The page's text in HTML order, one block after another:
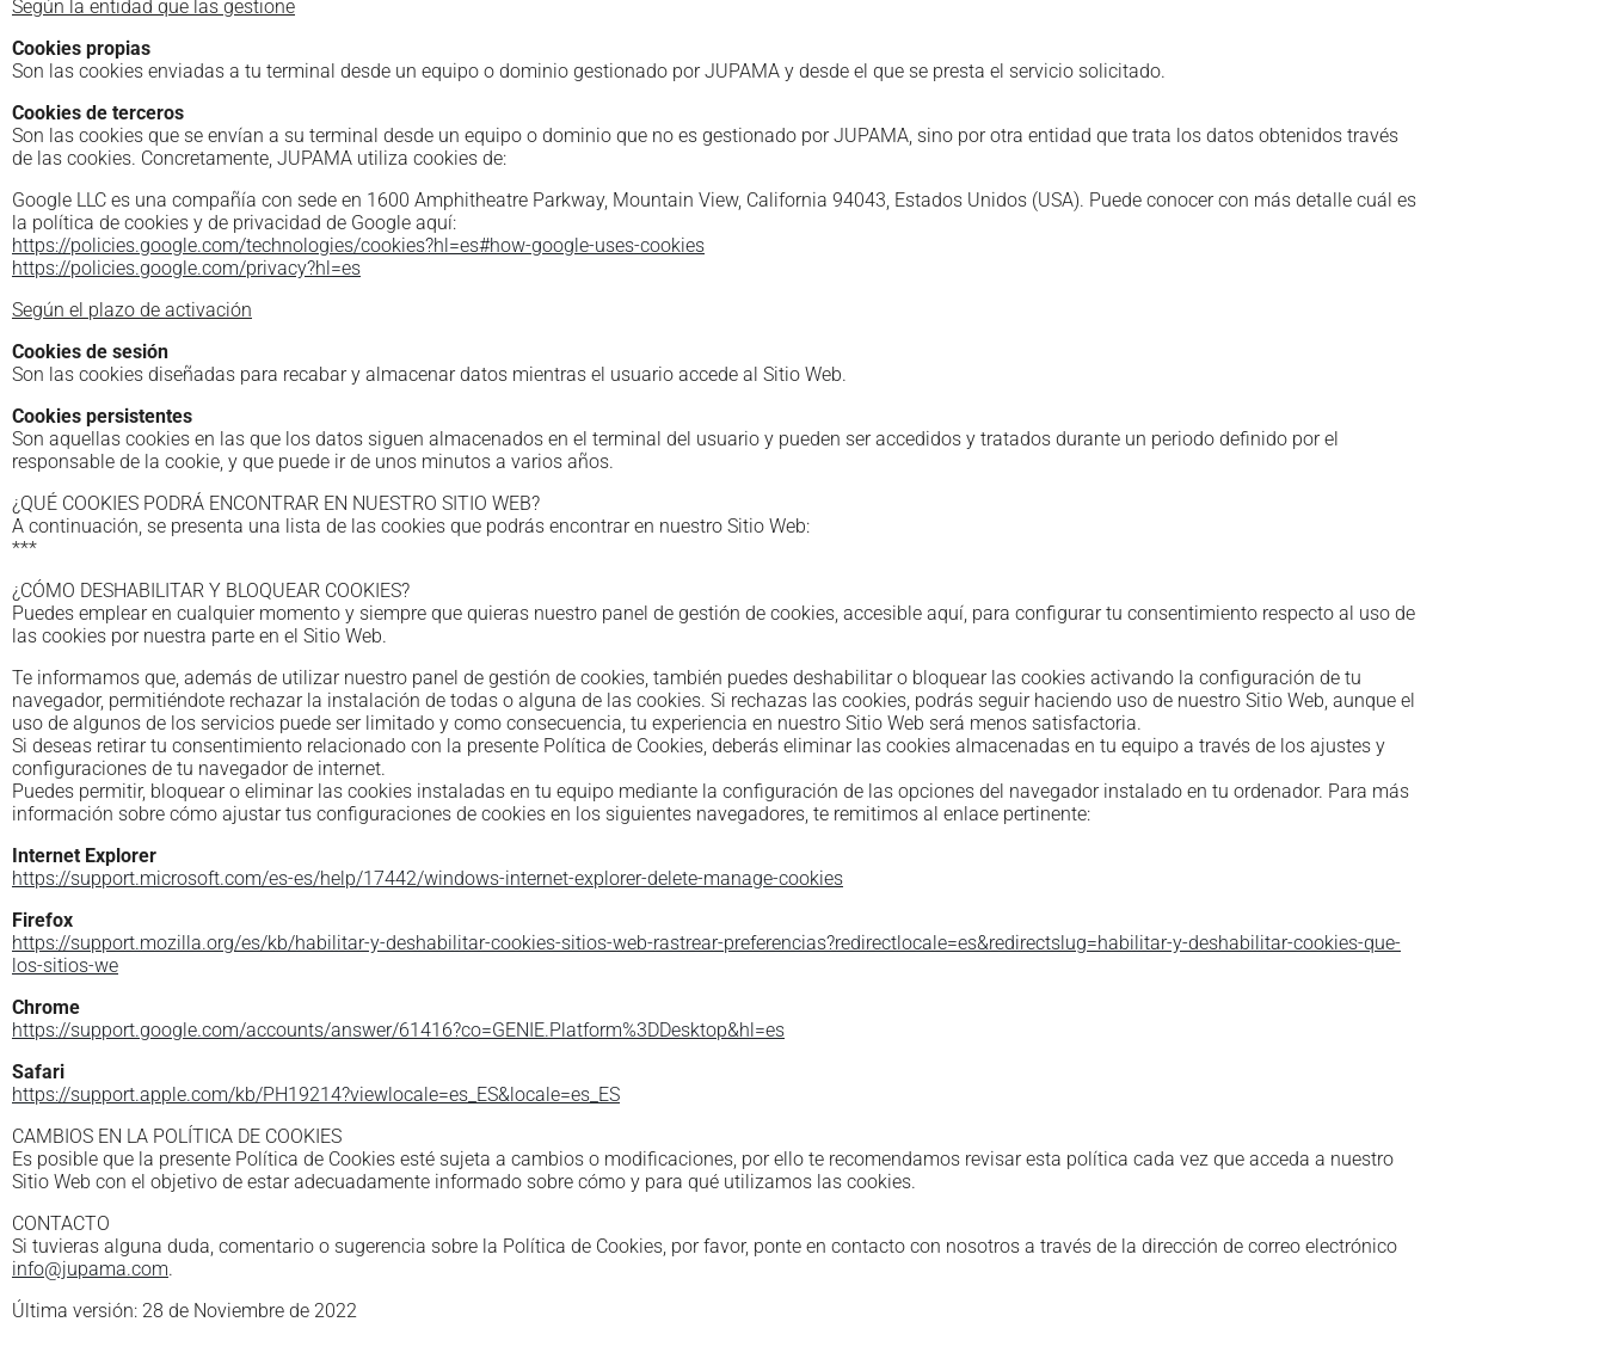
Según la entidad que las gestione
Cookies propias
Son las cookies enviadas a tu terminal desde un equipo o dominio gestionado por JUPAMA y desde el que se presta el servicio solicitado.
Cookies de terceros
Son las cookies que se envían a su terminal desde un equipo o dominio que no es gestionado por JUPAMA, sino por otra entidad que trata los datos obtenidos través
de las cookies. Concretamente, JUPAMA utiliza cookies de:
Google LLC es una compañía con sede en 1600 Amphitheatre Parkway, Mountain View, California 94043, Estados Unidos (USA). Puede conocer con más detalle cuál es
la política de cookies y de privacidad de Google aquí:
https://policies.google.com/technologies/cookies?hl=es#how-google-uses-cookies
https://policies.google.com/privacy?hl=es
Según el plazo de activación
Cookies de sesión
Son las cookies diseñadas para recabar y almacenar datos mientras el usuario accede al Sitio Web.
Cookies persistentes
Son aquellas cookies en las que los datos siguen almacenados en el terminal del usuario y pueden ser accedidos y tratados durante un periodo definido por el
responsable de la cookie, y que puede ir de unos minutos a varios años.
¿QUÉ COOKIES PODRÁ ENCONTRAR EN NUESTRO SITIO WEB?
A continuación, se presenta una lista de las cookies que podrás encontrar en nuestro Sitio Web:
***
¿CÓMO DESHABILITAR Y BLOQUEAR COOKIES?
Puedes emplear en cualquier momento y siempre que quieras nuestro panel de gestión de cookies, accesible aquí, para configurar tu consentimiento respecto al uso de
las cookies por nuestra parte en el Sitio Web.
Te informamos que, además de utilizar nuestro panel de gestión de cookies, también puedes deshabilitar o bloquear las cookies activando la configuración de tu
navegador, permitiéndote rechazar la instalación de todas o alguna de las cookies. Si rechazas las cookies, podrás seguir haciendo uso de nuestro Sitio Web, aunque el
uso de algunos de los servicios puede ser limitado y como consecuencia, tu experiencia en nuestro Sitio Web será menos satisfactoria.
Si deseas retirar tu consentimiento relacionado con la presente Política de Cookies, deberás eliminar las cookies almacenadas en tu equipo a través de los ajustes y
configuraciones de tu navegador de internet.
Puedes permitir, bloquear o eliminar las cookies instaladas en tu equipo mediante la configuración de las opciones del navegador instalado en tu ordenador. Para más
información sobre cómo ajustar tus configuraciones de cookies en los siguientes navegadores, te remitimos al enlace pertinente:
Internet Explorer
https://support.microsoft.com/es-es/help/17442/windows-internet-explorer-delete-manage-cookies
Firefox
https://support.mozilla.org/es/kb/habilitar-y-deshabilitar-cookies-sitios-web-rastrear-preferencias?redirectlocale=es&redirectslug=habilitar-y-deshabilitar-cookies-que-
los-sitios-we
Chrome
https://support.google.com/accounts/answer/61416?co=GENIE.Platform%3DDesktop&hl=es
Safari
https://support.apple.com/kb/PH19214?viewlocale=es_ES&locale=es_ES
CAMBIOS EN LA POLÍTICA DE COOKIES
Es posible que la presente Política de Cookies esté sujeta a cambios o modificaciones, por ello te recomendamos revisar esta política cada vez que acceda a nuestro
Sitio Web con el objetivo de estar adecuadamente informado sobre cómo y para qué utilizamos las cookies.
CONTACTO
Si tuvieras alguna duda, comentario o sugerencia sobre la Política de Cookies, por favor, ponte en contacto con nosotros a través de la dirección de correo electrónico
info@jupama.com.
Última versión: 28 de Noviembre de 2022